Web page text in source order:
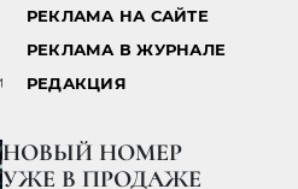
РЕКЛАМА НА САЙТЕ
РЕКЛАМА В ЖУРНАЛЕ
РЕДАКЦИЯ
НОВЫЙ НОМЕР
УЖЕ В ПРОДАЖЕ